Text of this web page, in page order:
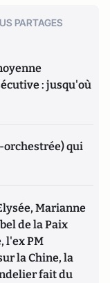
PARTAGES
: jusqu'où
qui
Marianne
de la Paix
l'ex PM
la Chine, la
fait du